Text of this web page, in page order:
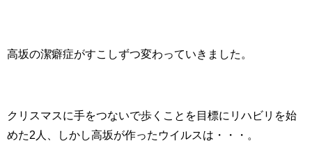
高坂の潔癖症がすこしずつ変わっていきました。
クリスマスに手をつないで歩くことを目標にリハビリを始
めた2人、しかし高坂が作ったウイルスは・・・。